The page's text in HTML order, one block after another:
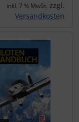
inkl. 7 % MwSt. zzgl.
Versandkosten